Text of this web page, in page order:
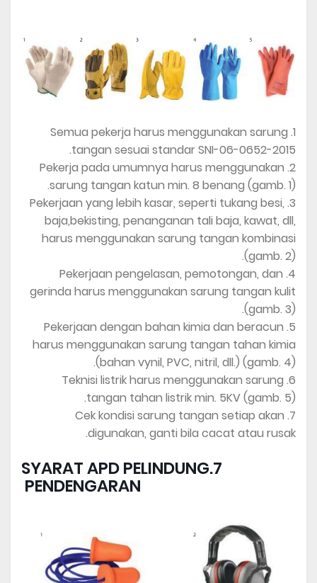
1. Semua pekerja harus menggunakan sarung
tangan sesuai standar SNI-06-0652-2015.
2. Pekerja pada umumnya harus menggunakan
sarung tangan katun min. 8 benang (gamb. 1).
3. Pekerjaan yang lebih kasar, seperti tukang besi,
baja,bekisting, penanganan tali baja, kawat, dll,
harus menggunakan sarung tangan kombinasi
(gamb. 2).
4. Pekerjaan pengelasan, pemotongan, dan
gerinda harus menggunakan sarung tangan kulit
(gamb. 3).
5. Pekerjaan dengan bahan kimia dan beracun
harus menggunakan sarung tangan tahan kimia
(bahan vynil, PVC, nitril, dll.) (gamb. 4).
6. Teknisi listrik harus menggunakan sarung
tangan tahan listrik min. 5KV (gamb. 5).
7. Cek kondisi sarung tangan setiap akan
digunakan, ganti bila cacat atau rusak.
7.SYARAT APD PELINDUNG
PENDENGARAN